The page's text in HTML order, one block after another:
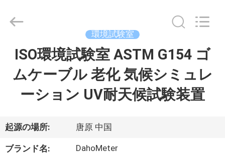
私
Rights
Reserved.
環境試験室
ISO環境試験室 ASTM G154 ゴ
ムケーブル 老化 気候シミュレ
ーション UV耐天候試験装置
起源の場所: 唐原 中国
ブランド名: DahoMeter